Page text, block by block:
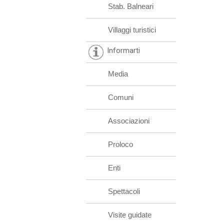
Stab. Balneari
Villaggi turistici
Informarti
Media
Comuni
Associazioni
Proloco
Enti
Spettacoli
Visite guidate